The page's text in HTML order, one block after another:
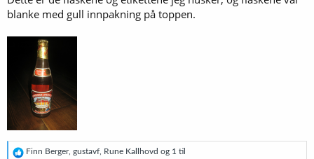
blanke med gull innpakning på toppen.
R
Finn Berger, gustavf Rune Kallhovd og 1 til